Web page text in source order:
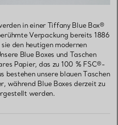
in einer Tiffany Blue Box®
Verpackung bereits 1886
den heutigen modernen
Blue Boxes und Taschen
Papier, das zu 100 % FSC®-
unsere blauen Taschen
während Blue Boxes derzeit zu
werden.